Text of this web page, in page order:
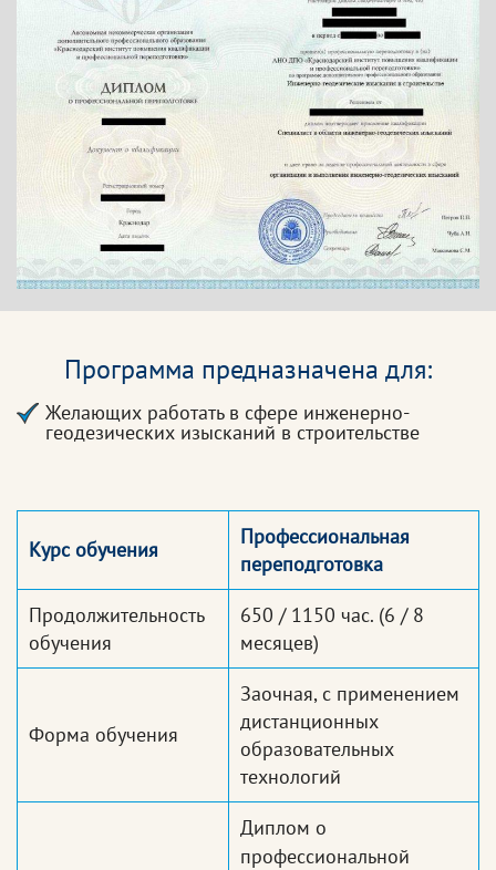
Программа предназначена для:
Желающих работать в сфере инженерно-
геодезических изысканий в строительстве
Курс обучения
Профессиональная
переподготовка
Продолжительность
обучения
650 / 1150 час. (6 / 8
месяцев)
Форма обучения
Заочная, с применением
дистанционных
образовательных
технологий
Диплом о
профессиональной